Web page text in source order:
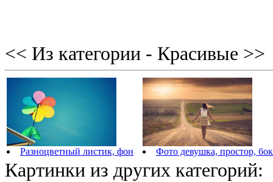
<< Из категории - Красивые >>
Разноцветный листик, фон Фото девушка, простор,
Картинки из других категорий: